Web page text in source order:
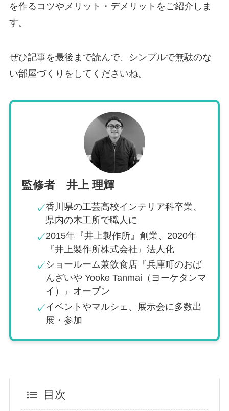
を作るコツやメリット・デメリットをご紹介しま
す。
ぜひ記事を最後まで読んで、シンプルで無駄のな
い部屋づくりをしてくださいね。
監修者 井上 理輝
✓香川県の工芸高校インテリア科卒業、
県内の木工所で職人に
✓2015年『井上製作所』創業、2020年
『井上製作所株式会社』法人化
✓ショールーム兼飲食店『兵庫町のおば
んざいや Yooke Tanmai（ヨーケタンマ
イ）』オープン
✓イベントやマルシェ、展示会に多数出
展・参加
目次